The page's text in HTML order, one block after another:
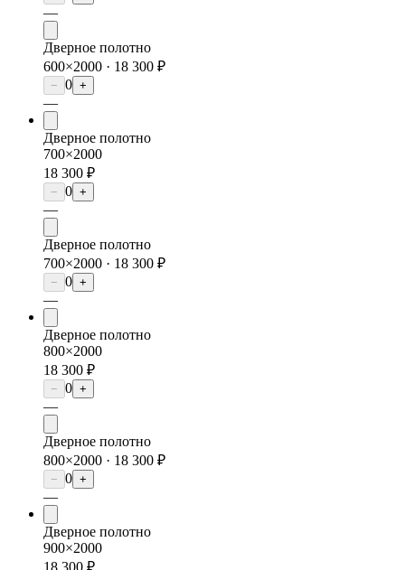
—
Дверное полотно
600×2000 · 18 300 ₽
− 0 +
—
Дверное полотно
700×2000
18 300 ₽
− 0 +
—
Дверное полотно
700×2000 · 18 300 ₽
− 0 +
—
Дверное полотно
800×2000
18 300 ₽
− 0 +
—
Дверное полотно
800×2000 · 18 300 ₽
− 0 +
—
Дверное полотно
900×2000